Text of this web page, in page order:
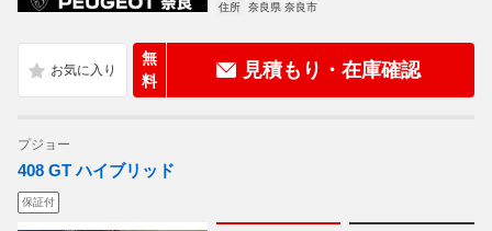
住所
奈良県 奈良市
無
料
見積もり・在庫確認
プジョー
408 GT ハイブリッド
保証付